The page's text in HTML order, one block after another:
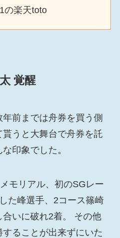
の楽天toto
覚醒
前までは舟券を買う側
うと大舞台で舟券を託
印象でした。
モリアル、初のSGレー
た峰選手、2コース篠崎
いに破れ2着。 その他
ることが出来ずにいた